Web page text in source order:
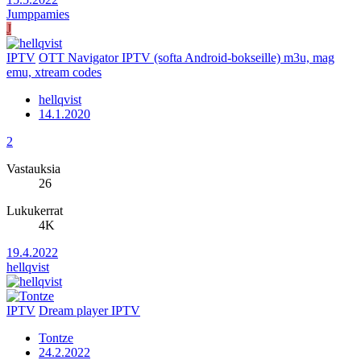
Jumppamies
J
IPTV OTT Navigator IPTV (softa Android-bokseille) m3u, mag
emu, xtream codes
hellqvist
14.1.2020
2
Vastauksia
26
Lukukerrat
4K
19.4.2022
hellqvist
IPTV Dream player IPTV
Tontze
24.2.2022